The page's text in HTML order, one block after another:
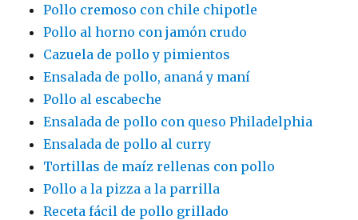
Pollo cremoso con chile chipotle
Pollo al horno con jamón crudo
Cazuela de pollo y pimientos
Ensalada de pollo, ananá y maní
Pollo al escabeche
Ensalada de pollo con queso Philadelphia
Ensalada de pollo al curry
Tortillas de maíz rellenas con pollo
Pollo a la pizza a la parrilla
Receta fácil de pollo grillado